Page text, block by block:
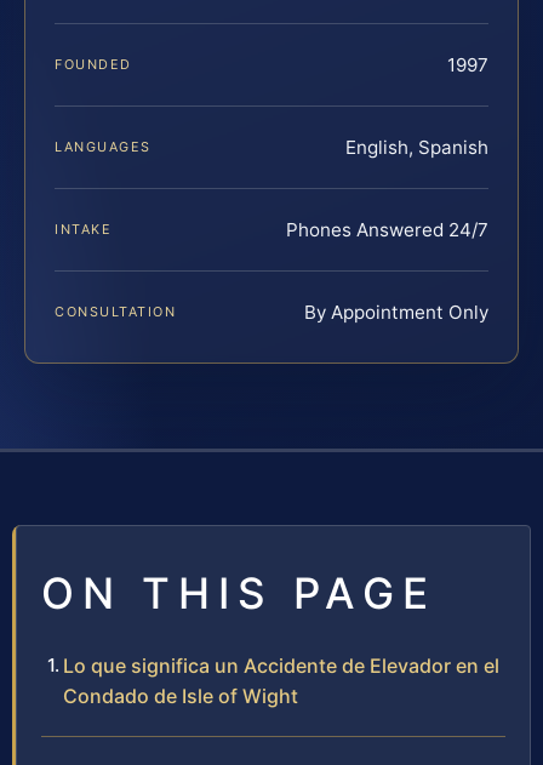
FOUNDED 1997
LANGUAGES English, Spanish
INTAKE Phones Answered 24/7
CONSULTATION By Appointment Only
ON THIS PAGE
Lo que significa un Accidente de Elevador en el
Condado de Isle of Wight